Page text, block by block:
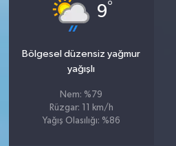
9°
Bölgesel düzensiz yağmur
yağışlı
Nem: %79
Rüzgar: 11 km/h
Yağış Olasılığı: %86